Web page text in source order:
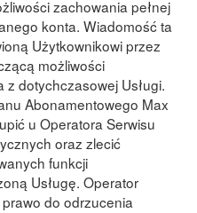
zachowania pełnej
konta. Wiadomość ta
Użytkownikowi przez
możliwości
z dotychczasowej Usługi.
Abonamentowego Max
u Operatora Serwisu
oraz zlecić
funkcji
Usługę. Operator
do odrzucenia